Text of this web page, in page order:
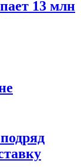
13 млн